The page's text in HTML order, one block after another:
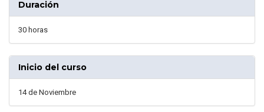
Duración
30 horas
Inicio del curso
14 de Noviembre